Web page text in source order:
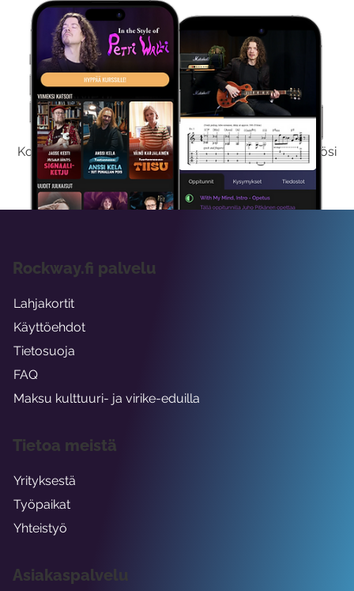
Kokeile Ilmaiseksi
Kokeilemalla ilmaiseksi saat koko sisältömme käyttöösi
viikon ajaksi.
Asiakaspalvelu
Rockway.fi palvelu
Lahjakortit
Käyttöehdot
Tietosuoja
FAQ
Maksu kulttuuri- ja virike-eduilla
Tietoa meistä
Yrityksestä
Työpaikat
Yhteistyö